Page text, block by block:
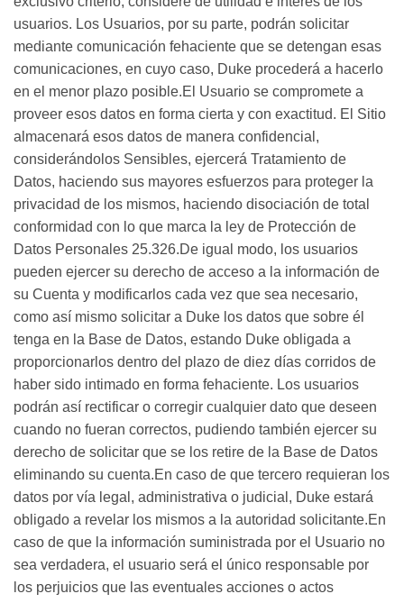
usuarios. Los Usuarios, por su parte, podrán solicitar
mediante comunicación fehaciente que se detengan esas
comunicaciones, en cuyo caso, Duke procederá a hacerlo
en el menor plazo posible.El Usuario se compromete a
proveer esos datos en forma cierta y con exactitud. El Sitio
almacenará esos datos de manera confidencial,
considerándolos Sensibles, ejercerá Tratamiento de
Datos, haciendo sus mayores esfuerzos para proteger la
privacidad de los mismos, haciendo disociación de total
conformidad con lo que marca la ley de Protección de
Datos Personales 25.326.De igual modo, los usuarios
pueden ejercer su derecho de acceso a la información de
su Cuenta y modificarlos cada vez que sea necesario,
como así mismo solicitar a Duke los datos que sobre él
tenga en la Base de Datos, estando Duke obligada a
proporcionarlos dentro del plazo de diez días corridos de
haber sido intimado en forma fehaciente. Los usuarios
podrán así rectificar o corregir cualquier dato que deseen
cuando no fueran correctos, pudiendo también ejercer su
derecho de solicitar que se los retire de la Base de Datos
eliminando su cuenta.En caso de que tercero requieran los
datos por vía legal, administrativa o judicial, Duke estará
obligado a revelar los mismos a la autoridad solicitante.En
caso de que la información suministrada por el Usuario no
sea verdadera, el usuario será el único responsable por
los perjuicios que las eventuales acciones o actos